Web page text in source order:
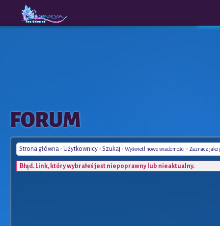
The
Origins
FORUM
Strona główna - Użytkownicy - Szukaj - Wyświetl nowe wiadomości - Zaznacz jako
Błąd. Link, który wybrałeś jest niepoprawny lub nieaktualny.